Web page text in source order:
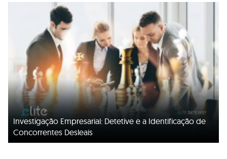
Investigação Empresarial: Detetive e a Identificação de
Concorrentes Desleais